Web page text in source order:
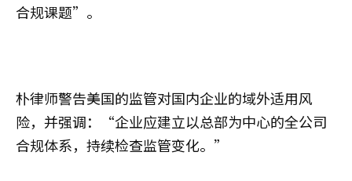
合规课题”。
朴律师警告美国的监管对国内企业的域外适用风
险，并强调：“企业应建立以总部为中心的全公司
合规体系，持续检查监管变化。”